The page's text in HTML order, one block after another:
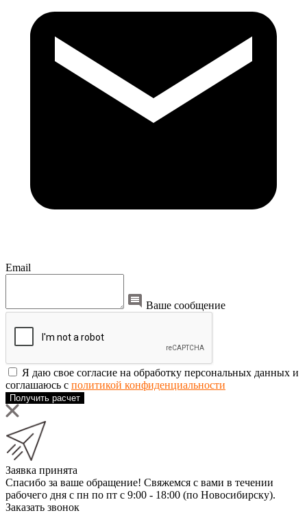
Email
Ваше сообщение
Я даю свое согласие на обработку персональных данных и
соглашаюсь с политикой конфиденциальности
Получить расчет
Заявка принята
Спасибо за ваше обращение! Свяжемся с вами в течении
рабочего дня с пн по пт с 9:00 - 18:00 (по Новосибирску).
Заказать звонок